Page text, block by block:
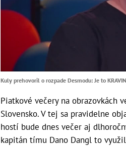
Kuly prehovoril o rozpade Desmodu: Je to
Piatkové večery na obrazovkách
Slovensko. V tej sa pravidelne
hostí bude dnes večer aj
kapitán tímu Dano Dangl to